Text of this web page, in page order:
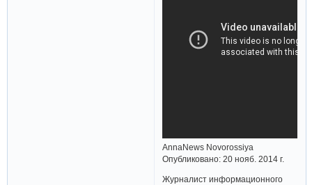
AnnaNews Novorossiya
Опубликовано: 20 нояб. 2014 г.
Журналист информационного